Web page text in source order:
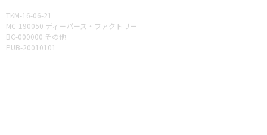
TKM-16-06-21
MC-190050 ディーパース・ファクトリー
BC-000000 その他
PUB-20010101